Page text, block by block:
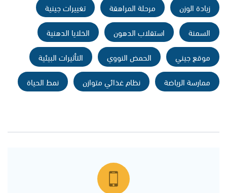
زيادة الوزن مرحلة المراهقة
تغييرات جينية
السمنة
استقلاب الدهون
الخلايا الدهنية
موقع جيني
الحمض النووي
التأثيرات البيئية
ممارسة الرياضة
نظام غذائي متوازن نمط الحياة